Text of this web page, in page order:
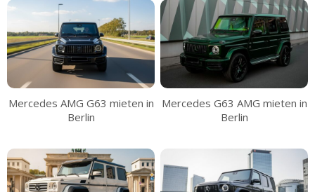
Mercedes AMG G63 mieten in
Berlin
Mercedes G63 AMG mieten in
Berlin